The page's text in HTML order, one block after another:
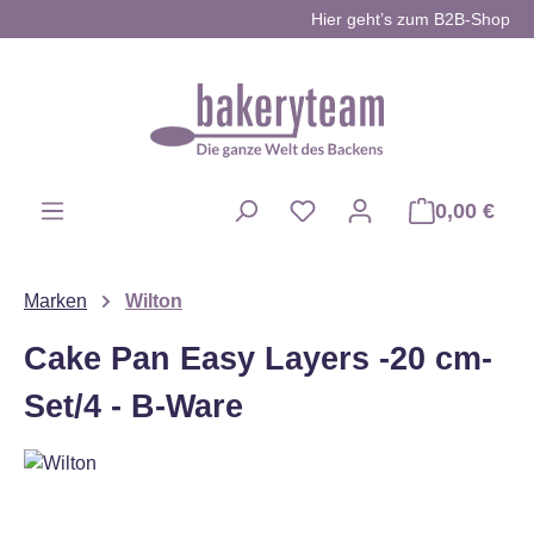
Hier geht’s zum B2B-Shop
0,00 €
Marken Wilton
Cake Pan Easy Layers -20 cm-
Set/4 - B-Ware